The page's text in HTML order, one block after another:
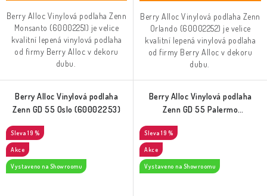
Berry Alloc Vinylová podlaha Zenn
Monsanto (60002251) je velice
kvalitní lepená vinylová podlaha
od firmy Berry Alloc v dekoru
dubu.
Berry Alloc Vinylová podlaha Zenn
Orlando (60002252) je velice
kvalitní lepená vinylová podlaha
od firmy Berry Alloc v dekoru
dubu.
Berry Alloc Vinylová podlaha
Zenn GD 55 Oslo (60002253)
19 %
Akce
Vystaveno na Showroomu
Berry Alloc Vinylová podlaha
Zenn GD 55 Palermo
19 %
Akce
Vystaveno na Showroomu